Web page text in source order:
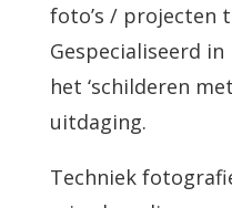
foto’s / projecten
Gespecialiseerd
het ‘schilderen
uitdaging.
Techniek